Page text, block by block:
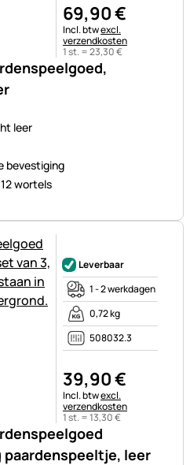
leer
bevestiging
wortels
69,90€
Belastinginformatie:
Incl. btwexcl.
verzendkosten
1 st. =23,30€
paardenspeeltje, leer
Leverbaar
1 - 2 werkdagen
0,72 kg
508032.3
39,90€
Belastinginformatie:
Incl. btwexcl.
verzendkosten
1 st. =13,30€